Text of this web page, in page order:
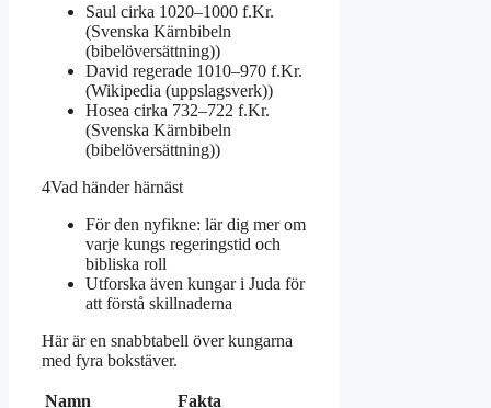
Saul cirka 1020–1000 f.Kr.
(Svenska Kärnbibeln
(bibelöversättning))
David regerade 1010–970 f.Kr.
(Wikipedia (uppslagsverk))
Hosea cirka 732–722 f.Kr.
(Svenska Kärnbibeln
(bibelöversättning))
4Vad händer härnäst
För den nyfikne: lär dig mer om
varje kungs regeringstid och
bibliska roll
Utforska även kungar i Juda för
att förstå skillnaderna
Här är en snabbtabell över kungarna
med fyra bokstäver.
Kungar
Namn
Fakta